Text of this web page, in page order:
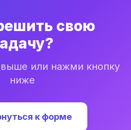
свою
или нажми кнопку
ниже
к форме